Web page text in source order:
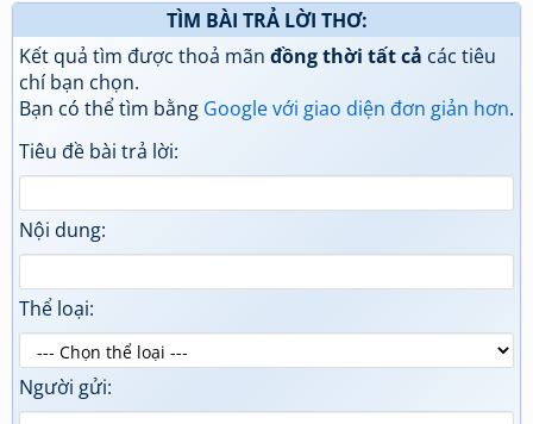
TÌM BÀI TRẢ LỜI THƠ:
Kết quả tìm được thoả mãn đồng thời tất cả các tiêu
chí bạn chọn.
Bạn có thể tìm bằng Google với giao diện đơn giản hơn.
Tiêu đề bài trả lời:
Nội dung:
Thể loại:
Người gửi: